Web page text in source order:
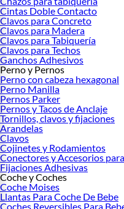
Cintas Doble Contacto
Clavos para Concreto
Clavos para Madera
Clavos para Tabiquería
Clavos para Techos
Ganchos Adhesivos
Perno y Pernos
Perno con cabeza hexagonal
Perno Manilla
Pernos Parker
Pernos y Tacos de Anclaje
Tornillos, clavos y fijaciones
Arandelas
Clavos
Cojinetes y Rodamientos
Conectores y Accesorios
Fijaciones Adhesivas
Coche y Coches
Coche Moises
Llantas Para Coche De Bebe
Coches Reversibles Para